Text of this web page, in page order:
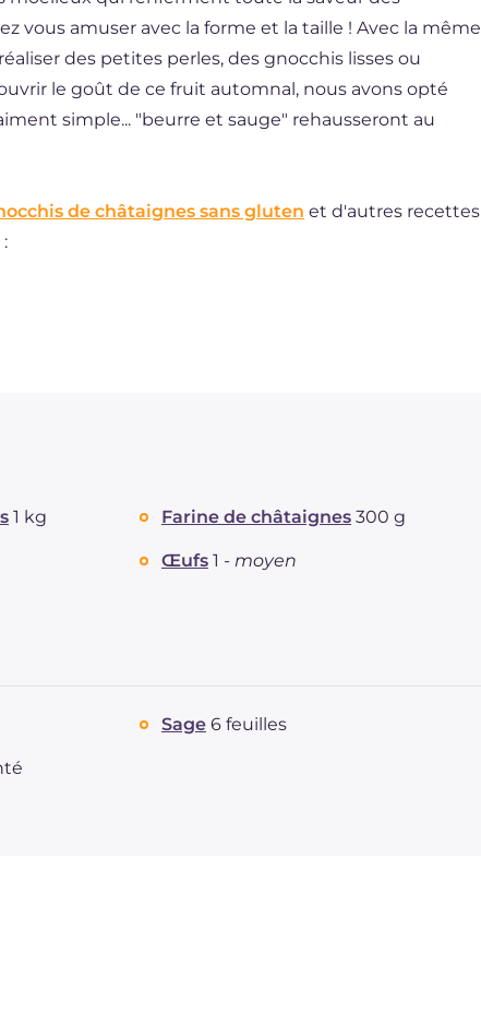
vous amuser avec la forme et la taille ! Avec la même
des petites perles, des gnocchis lisses ou
le goût de ce fruit automnal, nous avons opté
simple... "beurre et sauge" rehausseront au
de châtaignes sans gluten et d'autres recettes
1 kg Farine de châtaignes 300 g
Œufs 1 - moyen
Sage 6 feuilles